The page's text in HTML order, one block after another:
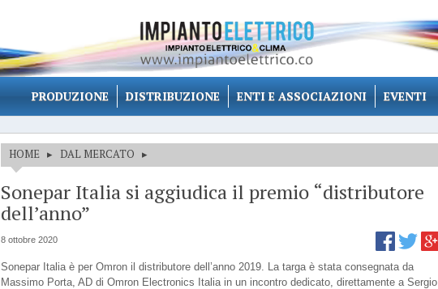
PRODUZIONE DISTRIBUZIONE ENTI E ASSOCIAZIONI EVENTI
HOME ▸ DAL MERCATO ▸
Sonepar Italia si aggiudica il premio “distributore
dell’anno”
8 ottobre 2020
Sonepar Italia è per Omron il distributore dell’anno 2019. La targa è stata consegnata da
Massimo Porta, AD di Omron Electronics Italia in un incontro dedicato, direttamente a Sergio